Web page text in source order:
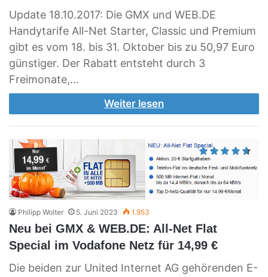
Update 18.10.2017: Die GMX und WEB.DE
Handytarife All-Net Starter, Classic und Premium
gibt es vom 18. bis 31. Oktober bis zu 50,97 Euro
günstiger. Der Rabatt entsteht durch 3
Freimonate,…
Weiter lesen
Philipp Wolter 5. Juni 2023 1.953
Neu bei GMX & WEB.DE: All-Net Flat
Special im Vodafone Netz für 14,99 €
Die beiden zur United Internet AG gehörenden E-